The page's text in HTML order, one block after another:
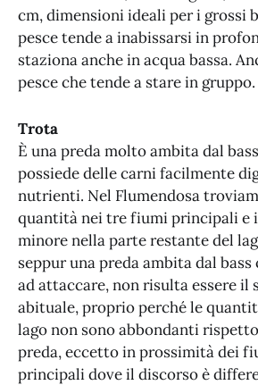
cm, dimensioni ideali per i grossi
pesce tende a inabissarsi in
staziona anche in acqua bassa.
pesce che tende a stare in gruppo.
Trota
È una preda molto ambita dal
possiede delle carni facilmente
nutrienti. Nel Flumendosa
quantità nei tre fiumi principali e
minore nella parte restante del
seppur una preda ambita dal
ad attaccare, non risulta essere il
abituale, proprio perché le
lago non sono abbondanti
preda, eccetto in prossimità dei
principali dove il discorso è